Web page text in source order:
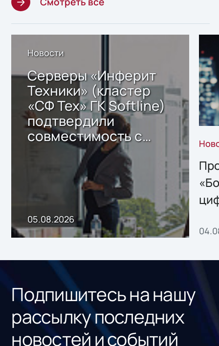
Новости
Серверы «Инферит
Техники» (кластер
«СФ Тех» ГК Softline)
подтвердили
совместимость с
решением Sharx
Storage 2.x для
хранения данных
05.08.2026
Подпишитесь на нашу
рассылку последних
новостей и событий